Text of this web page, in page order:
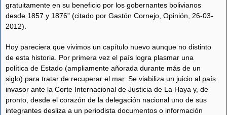
gratuitamente en su beneficio por los gobernantes bolivianos
desde 1857 y 1876” (citado por Gastón Cornejo, Opinión, 26-03-
2012).
Hoy pareciera que vivimos un capítulo nuevo aunque no distinto
de esta historia. Por primera vez el país logra plasmar una
política de Estado (ampliamente añorada durante más de un
siglo) para tratar de recuperar el mar. Se viabiliza un juicio al país
invasor ante la Corte Internacional de Justicia de La Haya y, de
pronto, desde el corazón de la delegación nacional uno de sus
integrantes desliza a un periodista documentos o información